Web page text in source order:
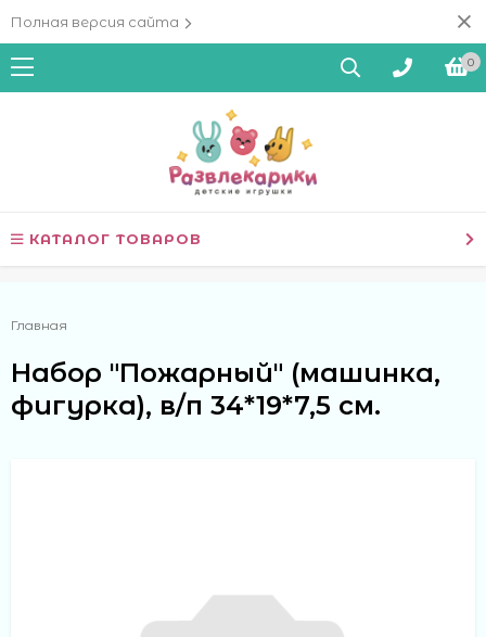
Полная версия сайта
0
КАТАЛОГ ТОВАРОВ
Главная
Набор "Пожарный" (машинка,
фигурка), в/п 34*19*7,5 см.